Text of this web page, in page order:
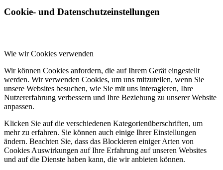
Cookie- und Datenschutzeinstellungen
Wie wir Cookies verwenden
Wir können Cookies anfordern, die auf Ihrem Gerät eingestellt
werden. Wir verwenden Cookies, um uns mitzuteilen, wenn Sie
unsere Websites besuchen, wie Sie mit uns interagieren, Ihre
Nutzererfahrung verbessern und Ihre Beziehung zu unserer Website
anpassen.
Klicken Sie auf die verschiedenen Kategorienüberschriften, um
mehr zu erfahren. Sie können auch einige Ihrer Einstellungen
ändern. Beachten Sie, dass das Blockieren einiger Arten von
Cookies Auswirkungen auf Ihre Erfahrung auf unseren Websites
und auf die Dienste haben kann, die wir anbieten können.